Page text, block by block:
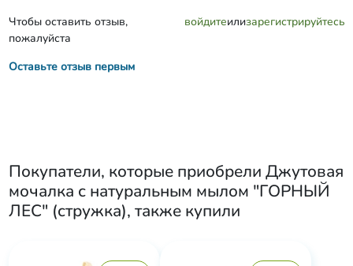
Чтобы оставить отзыв,
пожалуйста
войдитеилизарегистрируйтесь
Оставьте отзыв первым
Покупатели, которые приобрели Джутовая
мочалка с натуральным мылом "ГОРНЫЙ
ЛЕС" (стружка), также купили